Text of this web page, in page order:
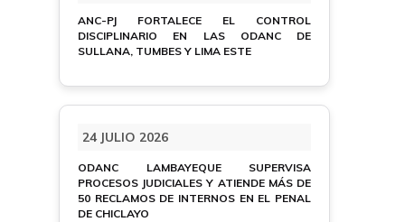
ANC-PJ FORTALECE EL CONTROL
DISCIPLINARIO EN LAS ODANC DE
SULLANA, TUMBES Y LIMA ESTE
24 JULIO 2026
ODANC LAMBAYEQUE SUPERVISA
PROCESOS JUDICIALES Y ATIENDE MÁS DE
50 RECLAMOS DE INTERNOS EN EL PENAL
DE CHICLAYO